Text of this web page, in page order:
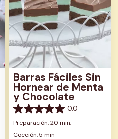
Barras Fáciles Sin
Hornear de Menta
y Chocolate
0.0
0.0
de
5
Preparación: 20 min,
Cocción: 5 min